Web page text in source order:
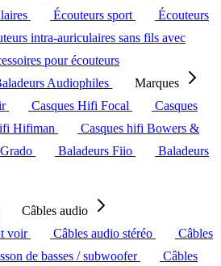
Écouteurs sport
Écouteurs
intra-auriculaires sans fils avec
pour écouteurs
Audiophiles
Marques
Casques Hifi Focal
Casques
Hifiman
Casques hifi Bowers &
Baladeurs Fiio
Baladeurs
Câbles audio
voir Câbles audio stéréo
Câbles
de basses / subwoofer
Câbles